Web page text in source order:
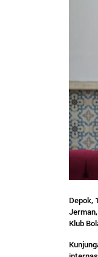
Depok,
Klub